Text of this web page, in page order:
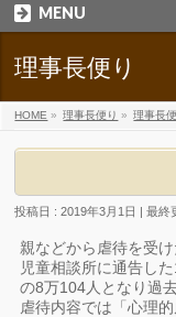
MENU
理事長便り
HOME » 理事長便り » 理事長
投稿日 : 2019年3月1日 最終
親などから虐待を受
児童相談所に通告し
の8万104人となり過
虐待内容では「心理